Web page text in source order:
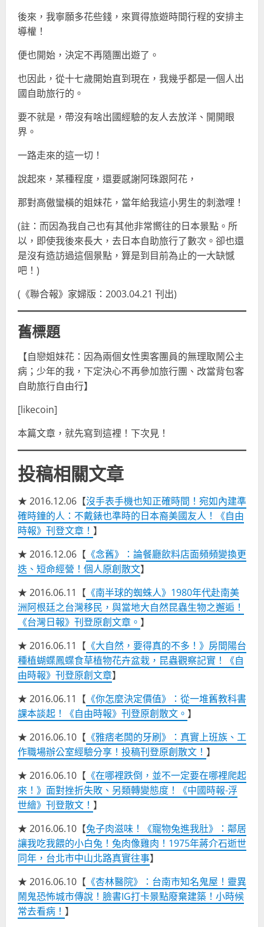
後來，我寧願多花些錢，來買得旅遊時間行程的安排主
導權！
便也開始，決定不再隨團出遊了。
也因此，從十七歲開始直到現在，我幾乎都是一個人出
國自助旅行的。
要不就是，帶沒有啥出國經驗的友人去放洋、開開眼
界。
一路走來的這一切！
說起來，某種程度，還要感謝阿珠跟阿花，
那對高傲蠻橫的姐妹花，當年給我這小男生的刺激哩！
(註：而因為我自己也有其他非常嚮往的日本景點。所
以，即使我後來長大，去日本自助旅行了數次。卻也還
是沒有造訪過這個景點，算是到目前為止的一大缺憾
吧！)
(《聯合報》家婦版：2003.04.21 刊出)
舊標題
【自戀姐妹花：因為兩個女性奧客團員的無理取鬧公主
病；少年的我，下定決心不再參加旅行團、改當背包客
自助旅行自由行】
[likecoin]
本篇文章，就先寫到這裡！下次見！
投稿相關文章
★ 2016.12.06【沒手表手機也知正確時間！宛如內建準
確時鐘的人：不戴錶也準時的日本裔美國友人！《自由
時報》刊登文章！ 】
★ 2016.12.06【 《念舊》：論餐廳飲料店面頻頻變換更
迭、短命經營！個人原創散文】
★ 2016.06.11【 《南半球的蜘蛛人》1980年代赴南美
洲阿根廷之台灣移民，與當地大自然昆蟲生物之邂逅！
《台灣日報》刊登原創文章。 】
★ 2016.06.11【 《大自然，要得真的不多！》房間陽台
種植蝴蝶鳳蝶食草植物花卉盆栽，昆蟲觀察記實！《自
由時報》刊登原創文章】
★ 2016.06.11【 《你怎麼決定價值》：從一堆舊教科書
課本談起！《自由時報》刊登原創散文。 】
★ 2016.06.10【 《雅痞老闆的牙刷》：真實上班族、工
作職場辦公室經驗分享！投稿刊登原創散文！ 】
★ 2016.06.10【 《在哪裡跌倒，並不一定要在哪裡爬起
來！》面對挫折失敗、另類轉變態度！《中國時報-浮
世繪》刊登散文！ 】
★ 2016.06.10【兔子肉滋味！《寵物兔進我肚》：鄰居
讓我吃我餵的小白兔！兔肉像雞肉！1975年蔣介石逝世
同年，台北市中山北路真實往事】
★ 2016.06.10【 《杏林醫院》：台南市知名鬼屋！靈異
鬧鬼恐怖城市傳說！臉書IG打卡景點廢棄建築！小時候
常去看病！ 】